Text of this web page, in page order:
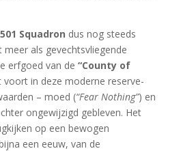
Squadron dus nog steeds
meer als gevechtsvliegende
erfgoed van de “County of
in deze moderne reserve-
– moed (“Fear Nothing”) en
ongewijzigd gebleven. Het
op een bewogen
een eeuw, van de